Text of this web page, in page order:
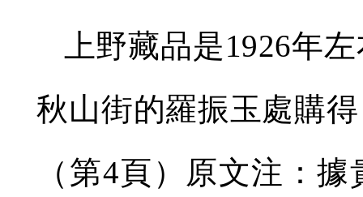
上野藏品是1926年
秋山街的羅振玉處購
（第4頁）原文注：據